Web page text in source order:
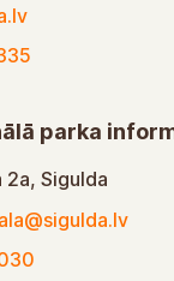
parka
2a, Sigulda